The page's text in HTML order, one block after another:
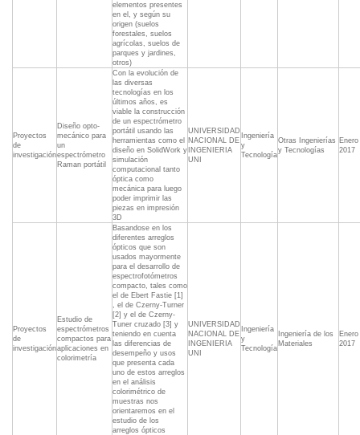
elementos presentes
en el, y según su
origen (suelos
forestales, suelos
agrícolas, suelos de
parques y jardines,
otros)
Proyectos
de
investigación
Diseño opto-
mecánico para
un
espectrómetro
Raman portátil
Con la evolución de
las diversas
tecnologías en los
últimos años, es
viable la construcción
de un espectrómetro
portátil usando las
herramientas como el
diseño en SolidWork y
simulación
computacional tanto
óptica como
mecánica para luego
poder imprimir las
piezas en impresión
3D
UNIVERSIDAD
NACIONAL DE
INGENIERIA
UNI
Ingeniería
y
Tecnología
Otras Ingenierías
y Tecnologías
Enero
2017
Proyectos
de
investigación
Estudio de
espectrómetros
compactos para
aplicaciones en
colorimetría
Basandose en los
diferentes arreglos
ópticos que son
usados mayormente
para el desarrollo de
espectrofotómetros
compacto, tales como
el de Ebert Fastie [1]
, el de Czerny-Turner
[2] y el de Czerny-
Tuner cruzado [3] y
teniendo en cuenta
las diferencias de
desempeño y usos
que presenta cada
uno de estos arreglos
en el análisis
colorimétrico de
muestras nos
orientaremos en el
estudio de los
arreglos ópticos
UNIVERSIDAD
NACIONAL DE
INGENIERIA
UNI
Ingeniería
y
Tecnología
Ingeniería de los
Materiales
Enero
2017